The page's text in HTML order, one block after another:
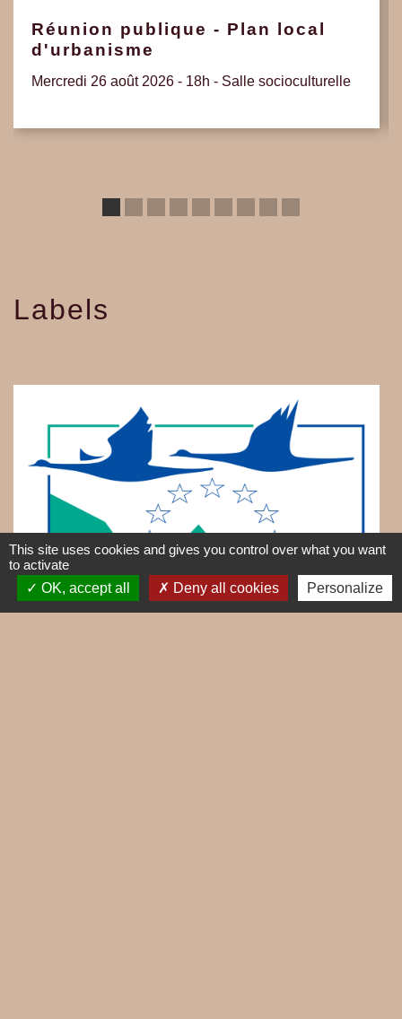
Réunion publique - Plan local
d'urbanisme
Mercredi 26 août 2026 - 18h - Salle socioculturelle
Labels
This site uses cookies and gives you control over what you want
to activate
OK, accept all
Deny all cookies Personalize